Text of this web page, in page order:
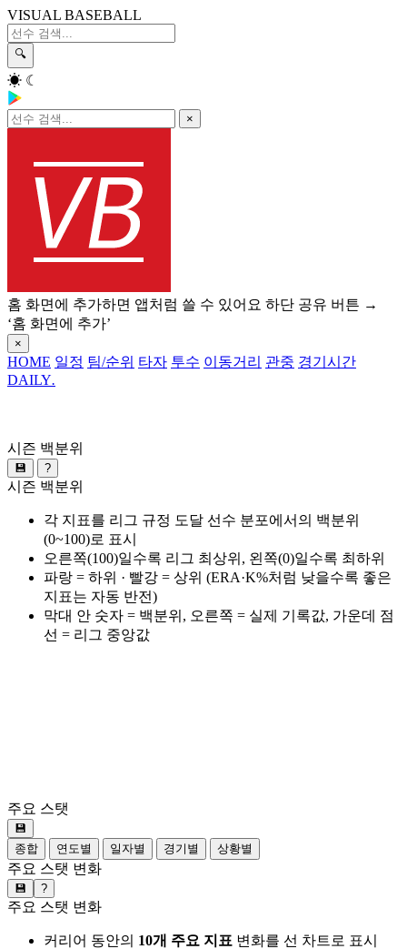
VISUAL BASEBALL
🔍
☀ ☾
×
홈 화면에 추가하면 앱처럼 쓸 수 있어요 하단 공유 버튼 →
‘홈 화면에 추가’
×
HOME 일정 팀/순위 타자 투수 이동거리 관중 경기시간
DAILY.
시즌 백분위
💾 ?
시즌 백분위
각 지표를 리그 규정 도달 선수 분포에서의 백분위
(0~100)로 표시
오른쪽(100)일수록 리그 최상위, 왼쪽(0)일수록 최하위
파랑 = 하위 · 빨강 = 상위 (ERA·K%처럼 낮을수록 좋은
지표는 자동 반전)
막대 안 숫자 = 백분위, 오른쪽 = 실제 기록값, 가운데 점
선 = 리그 중앙값
주요 스탯
💾
종합
연도별 일자별 경기별 상황별
주요 스탯 변화
💾 ?
주요 스탯 변화
커리어 동안의 10개 주요 지표 변화를 선 차트로 표시